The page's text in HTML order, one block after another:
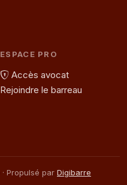
ESPACE PRO
Accès avocat
Rejoindre le barreau
· Propulsé par Digibarre